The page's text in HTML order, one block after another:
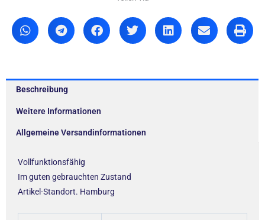
Beschreibung
Weitere Informationen
Allgemeine Versandinformationen
Vollfunktionsfähig
Im guten gebrauchten Zustand
Artikel-Standort. Hamburg